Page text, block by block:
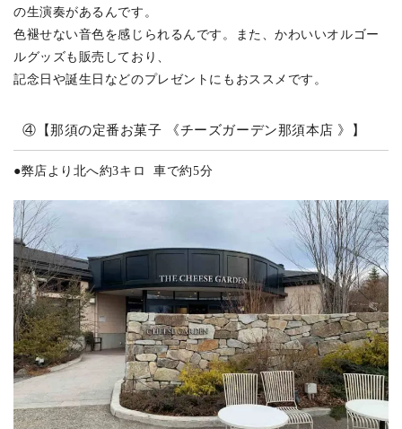
の生演奏があるんです。
色褪せない音色を感じられるんです。また、かわいいオルゴー
ルグッズも販売しており、
記念日や誕生日などのプレゼントにもおススメです。
④【那須の定番お菓子 《チーズガーデン那須本店 》】
●弊店より北へ約3キロ 車で約5分